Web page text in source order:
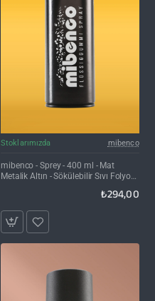
Stoklarımızda mibenco
mibenco - Sprey - 400 ml - Mat
Metalik Altın - Sökülebilir Sıvı Folyo
₺294,00